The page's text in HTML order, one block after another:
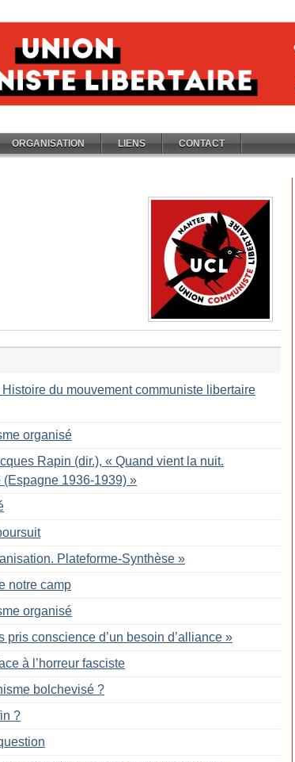
ORGANISATION LIENS CONTACT
du mouvement communiste libertaire
organisé
Rapin (dir.), « Quand vient la nuit.
1936-1939) »
Plateforme-Synthèse »
notre camp
organisé
pris conscience d’un besoin d’alliance »
à l’horreur fasciste
bolchevisé ?
?